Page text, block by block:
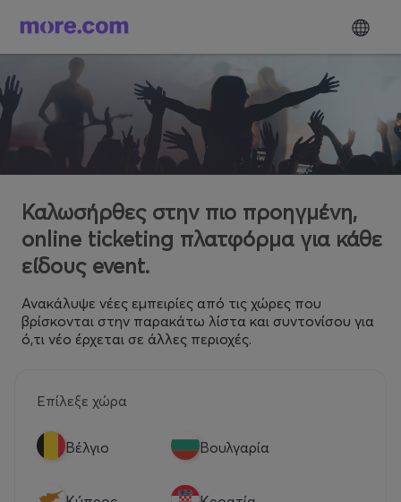
Καλωσήρθες στην πιο προηγμένη,
online ticketing πλατφόρμα για κάθε
είδους event.
Ανακάλυψε νέες εμπειρίες από τις χώρες που
βρίσκονται στην παρακάτω λίστα και συντονίσου για
ό,τι νέο έρχεται σε άλλες περιοχές.
Επίλεξε χώρα
Βέλγιο Βουλγαρία